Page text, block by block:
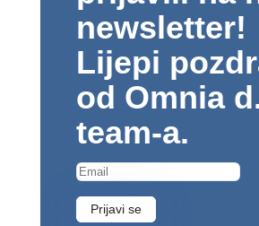
newsletter!
Lijepi
od Omnia
team-a.
Prijavi se